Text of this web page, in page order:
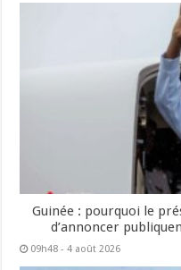
Guinée : pourquoi le
d’annoncer
09h48 - 4 août 2026